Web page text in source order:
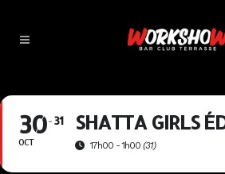
30
OCT
31 SHATTA GIRLS
17h00 - 1h00 (31)